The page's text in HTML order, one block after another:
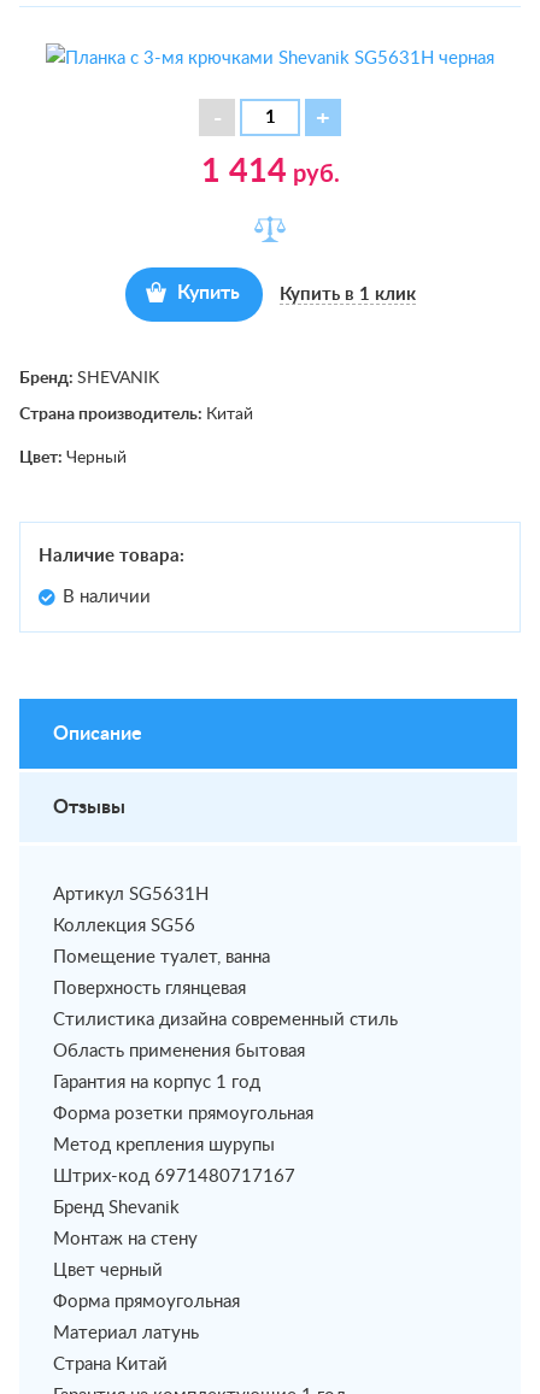
1 414 руб.
Купить Купить в 1 клик
Бренд: SHEVANIK
Страна производитель: Китай
Цвет: Черный
Наличие товара:
В наличии
Описание
Отзывы
Артикул SG5631H
Коллекция SG56
Помещение туалет, ванна
Поверхность глянцевая
Стилистика дизайна современный стиль
Область применения бытовая
Гарантия на корпус 1 год
Форма розетки прямоугольная
Метод крепления шурупы
Штрих-код 6971480717167
Бренд Shevanik
Монтаж на стену
Цвет черный
Форма прямоугольная
Материал латунь
Страна Китай